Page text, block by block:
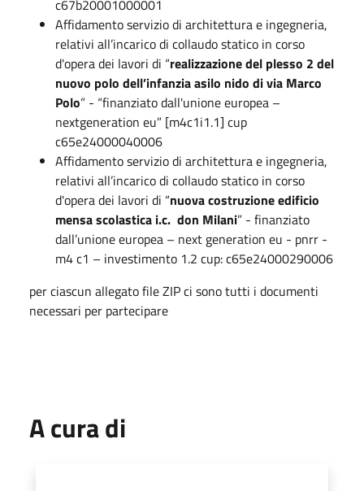
c67b20001000001
Affidamento servizio di architettura e ingegneria,
relativi all’incarico di collaudo statico in corso
d'opera dei lavori di “realizzazione del plesso 2 del
nuovo polo dell’infanzia asilo nido di via Marco
Polo” - “finanziato dall'unione europea –
nextgeneration eu” [m4c1i1.1] cup
c65e24000040006
Affidamento servizio di architettura e ingegneria,
relativi all’incarico di collaudo statico in corso
d'opera dei lavori di “nuova costruzione edificio
mensa scolastica i.c. don Milani” - finanziato
dall’unione europea – next generation eu - pnrr -
m4 c1 – investimento 1.2 cup: c65e24000290006
per ciascun allegato file ZIP ci sono tutti i documenti
necessari per partecipare
A cura di